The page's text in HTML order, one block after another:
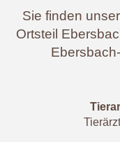
Sie finden
Ortsteil